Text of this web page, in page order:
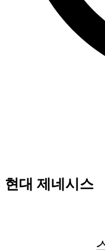
현대 제네시스